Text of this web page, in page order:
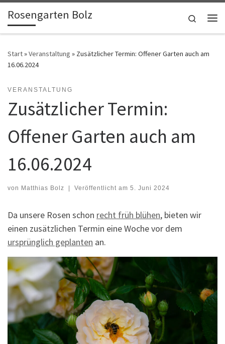
Zum Inhalt springen
Rosengarten Bolz
Search
Start»Veranstaltung » Zusätzlicher Termin: Offener Garten auch am
16.06.2024
VERANSTALTUNG
Zusätzlicher Termin:
Offener Garten auch am
16.06.2024
von Matthias Bolz | Veröffentlicht am 5. Juni 2024
Da unsere Rosen schon recht früh blühen, bieten wir
einen zusätzlichen Termin eine Woche vor dem
ursprünglich geplanten an.